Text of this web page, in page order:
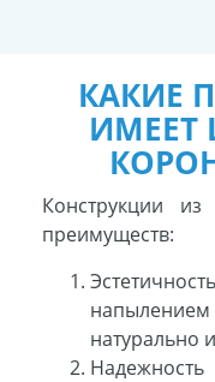
КАКИЕ
ИМЕЕТ
Конструкции
преимуществ:
натурально